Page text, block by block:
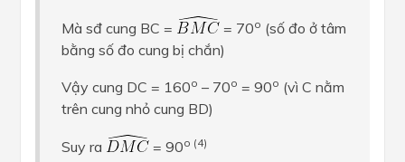
Mà sđ cung BC = = 70o (số đo ở tâm
bằng số đo cung bị chắn)
Vậy cung DC = 160o – 70o = 90o (vì C nằm
trên cung nhỏ cung BD)
Suy ra = 90o (4)